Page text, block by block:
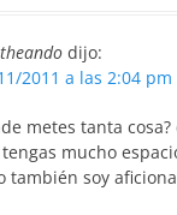
dijo:
2011 a las 2:04 pm
metes tanta
mucho
también soy